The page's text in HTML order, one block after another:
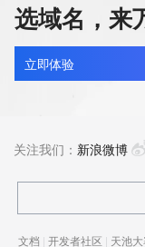
4000253533.com
最近查询
最近查询
选域名，来
立即体验
关注我们： 新浪微博
文档 | 开发者社区 | 天池